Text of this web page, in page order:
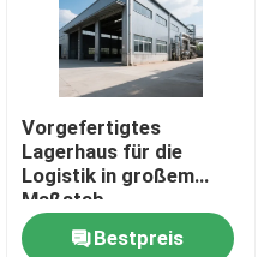
Vorgefertigtes
Lagerhaus für die
Logistik in großem
Maßstab
Bestpreis